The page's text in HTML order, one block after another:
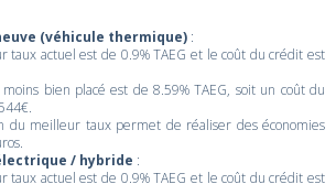
(véhicule thermique) :
taux actuel est de 0.9% TAEG et le coût du crédit est
bien placé est de 8.59% TAEG, soit un coût du
du meilleur taux permet de réaliser des économies
/ hybride :
taux actuel est de 0.9% TAEG et le coût du crédit est